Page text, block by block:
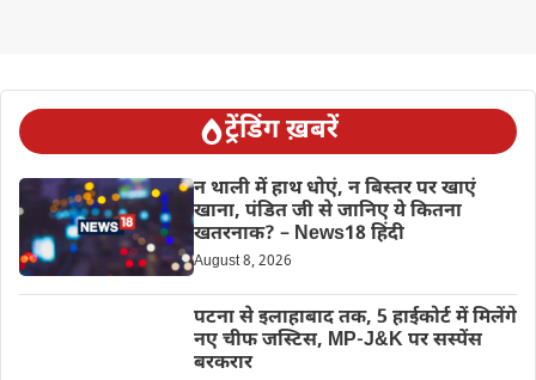
ट्रेंडिंग ख़बरें
न थाली में हाथ धोएं, न बिस्तर पर खाएं
खाना, पंडित जी से जानिए ये कितना
खतरनाक? – News18 हिंदी
August 8, 2026
पटना से इलाहाबाद तक, 5 हाईकोर्ट में मिलेंगे
नए चीफ जस्टिस, MP-J&K पर सस्पेंस
बरकरार